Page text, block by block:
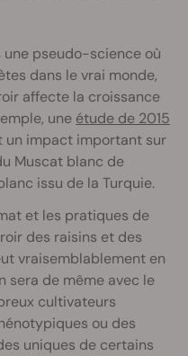
une pseudo-science où
dans le vrai monde,
affecte la croissance
une étude de 2015
un impact important sur
Muscat blanc de
issu de la Turquie.
et les pratiques de
des raisins et des
vraisemblablement en
sera de même avec le
cultivateurs
ou des
uniques de certains